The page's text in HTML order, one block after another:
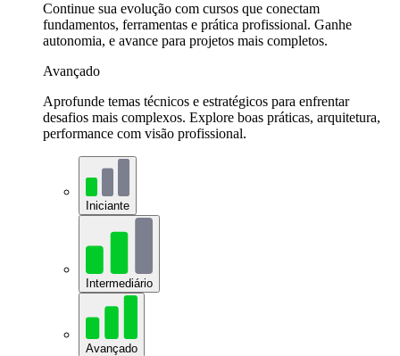
Continue sua evolução com cursos que conectam
fundamentos, ferramentas e prática profissional. Ganhe
autonomia, e avance para projetos mais completos.
Avançado
Aprofunde temas técnicos e estratégicos para enfrentar
desafios mais complexos. Explore boas práticas, arquitetura,
performance com visão profissional.
Iniciante
Intermediário
Avançado